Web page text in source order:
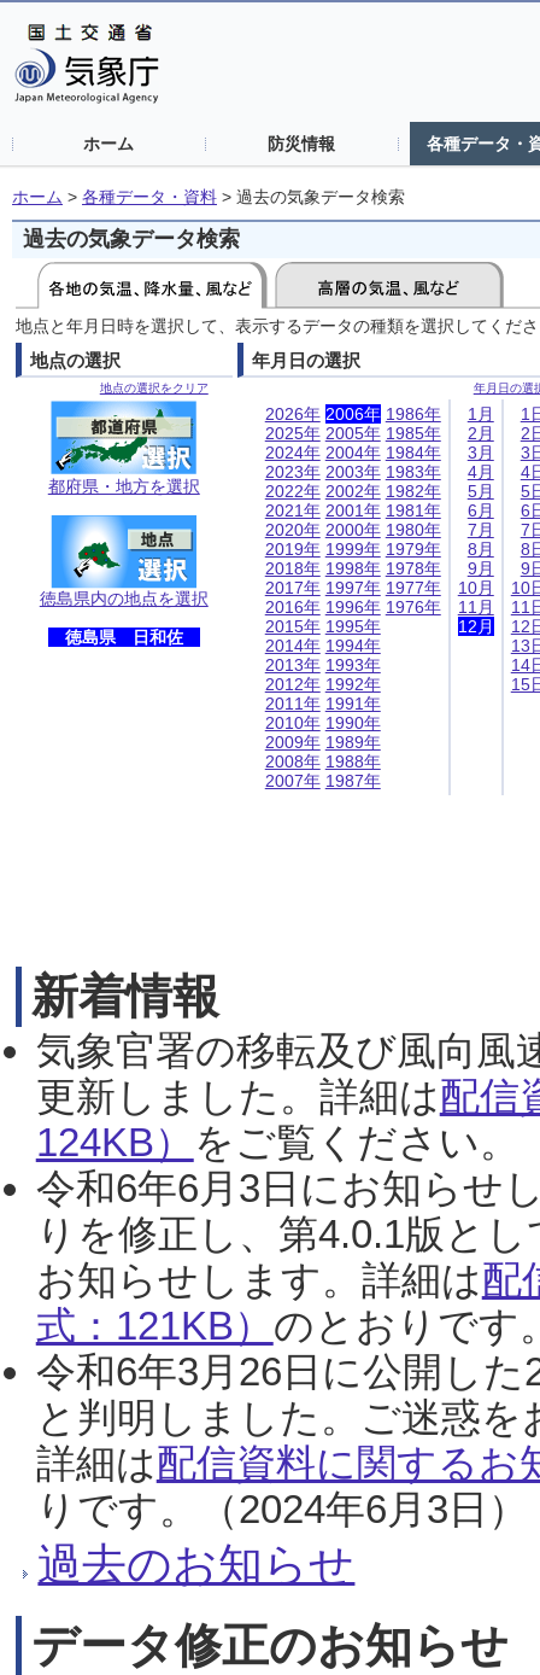
ホーム 防災情報 各種データ・
ホーム > 各種データ・資料 > 過去の気象データ検索
過去の気象データ検索
地点と年月日時を選択して、表示するデータの種類を選択してくだ
地点の選択
地点の選択をクリア
都府県・地方を選択
徳島県内の地点を選択
徳島県 日和佐
年月日の選択
年月日の選
2026年
2025年
2024年
2023年
2022年
2021年
2020年
2019年
2018年
2017年
2016年
2015年
2014年
2013年
2012年
2011年
2010年
2009年
2008年
2007年
2006年
2005年
2004年
2003年
2002年
2001年
2000年
1999年
1998年
1997年
1996年
1995年
1994年
1993年
1992年
1991年
1990年
1989年
1988年
1987年
1986年
1985年
1984年
1983年
1982年
1981年
1980年
1979年
1978年
1977年
1976年
1月
2月
3月
4月
5月
6月
7月
8月
9月
10月
11月
12月
1
2
3
4
5
6
7
8
9
10
11
12
13
14
15
新着情報
気象官署の移転及び風向風
更新しました。詳細は配信
124KB） をご覧ください。
令和6年6月3日にお知らせ
りを修正し、第4.0.1版と
お知らせします。詳細は配
式：121KB） のとおりです
令和6年3月26日に公開し
と判明しました。ご迷惑
詳細は配信資料に関するお
りです。（2024年6月3日）
過去のお知らせ
データ修正のお知らせ